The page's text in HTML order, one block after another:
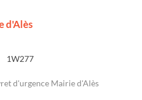
d'Alès
1W277
d'urgence Mairie d'Alès